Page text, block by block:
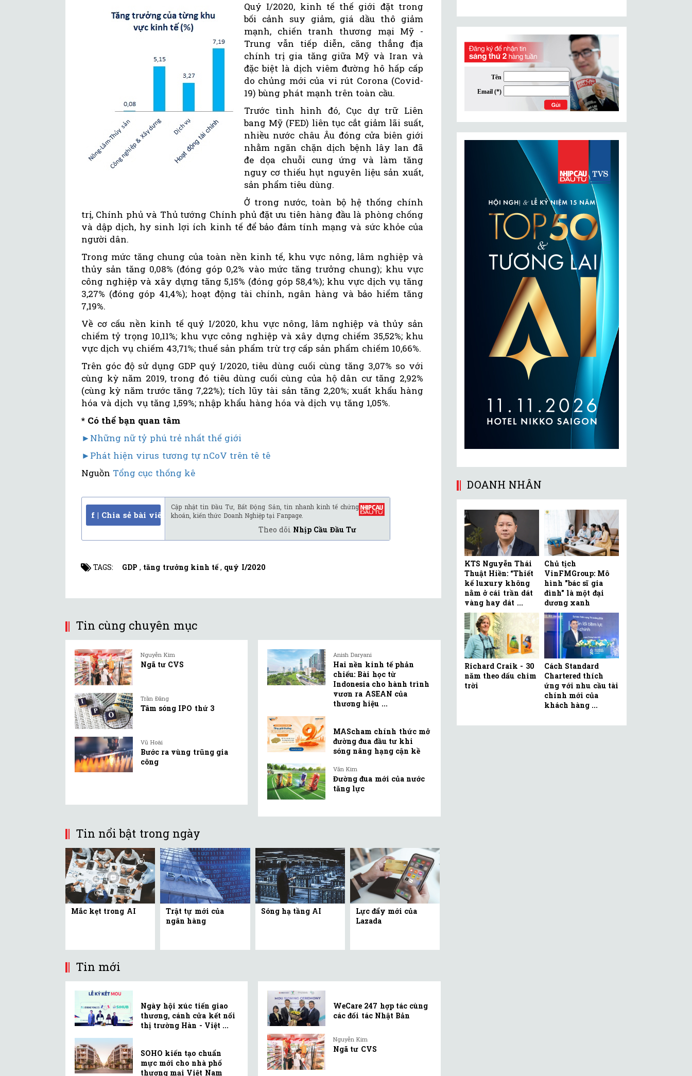
Quý I/2020, kinh tế thế giới đặt trong
bối cảnh suy giảm, giá dầu thô giảm
mạnh, chiến tranh thương mại Mỹ -
Trung vẫn tiếp diễn, căng thẳng địa
chính trị gia tăng giữa Mỹ và Iran và
đặc biệt là dịch viêm đường hô hấp cấp
do chủng mới của vi rút Corona (Covid-
19) bùng phát mạnh trên toàn cầu.
Trước tình hình đó, Cục dự trữ Liên
bang Mỹ (FED) liên tục cắt giảm lãi suất,
nhiều nước châu Âu đóng cửa biên giới
nhằm ngăn chặn dịch bệnh lây lan đã
đe dọa chuỗi cung ứng và làm tăng
nguy cơ thiếu hụt nguyên liệu sản xuất,
sản phẩm tiêu dùng.
Ở trong nước, toàn bộ hệ thống chính
trị, Chính phủ và Thủ tướng Chính phủ đặt ưu tiên hàng đầu là phòng chống
và dập dịch, hy sinh lợi ích kinh tế để bảo đảm tính mạng và sức khỏe của
người dân.
Trong mức tăng chung của toàn nền kinh tế, khu vực nông, lâm nghiệp và
thủy sản tăng 0,08% (đóng góp 0,2% vào mức tăng trưởng chung); khu vực
công nghiệp và xây dựng tăng 5,15% (đóng góp 58,4%); khu vực dịch vụ tăng
3,27% (đóng góp 41,4%); hoạt động tài chính, ngân hàng và bảo hiểm tăng
7,19%.
Về cơ cấu nền kinh tế quý I/2020, khu vực nông, lâm nghiệp và thủy sản
chiếm tỷ trọng 10,11%; khu vực công nghiệp và xây dựng chiếm 35,52%; khu
vực dịch vụ chiếm 43,71%; thuế sản phẩm trừ trợ cấp sản phẩm chiếm 10,66%.
Trên góc độ sử dụng GDP quý I/2020, tiêu dùng cuối cùng tăng 3,07% so với
cùng kỳ năm 2019, trong đó tiêu dùng cuối cùng của hộ dân cư tăng 2,92%
(cùng kỳ năm trước tăng 7,22%); tích lũy tài sản tăng 2,20%; xuất khẩu hàng
hóa và dịch vụ tăng 1,59%; nhập khẩu hàng hóa và dịch vụ tăng 1,05%.
* Có thể bạn quan tâm
►Những nữ tỷ phú trẻ nhất thế giới
►Phát hiện virus tương tự nCoV trên tê tê
Nguồn Tổng cục thống kê
f | Chia sẻ bài viết
Cập nhật tin Đầu Tư, Bất Động Sản, tin nhanh kinh tế chứng
khoán, kiến thức Doanh Nghiệp tại Fanpage.
Theo dõi Nhịp Cầu Đầu Tư
TAGS: GDP , tăng trưởng kinh tế, quý I/2020
Tin cùng chuyên mục
Nguyễn Kim
Ngã tư CVS
Trần Đăng
Tâm sóng IPO thứ 3
Vũ Hoài
Bước ra vùng trũng gia
công
Anish Daryani
Hai nền kinh tế phản
chiếu: Bài học từ
Indonesia cho hành trình
vươn ra ASEAN của
thương hiệu ...
MAScham chính thức mở
đường đua đầu tư khi
sóng nâng hạng cận kề
Văn Kim
Đường đua mới của nước
tăng lực
Tin nổi bật trong ngày
Mắc kẹt trong AI
Trật tự mới của
ngân hàng
Sóng hạ tầng AI
Lực đẩy mới của
Lazada
Tin mới
Ngày hội xúc tiến giao
thương, cánh cửa kết nối
thị trường Hàn - Việt ...
SOHO kiến tạo chuẩn
mực mới cho nhà phố
thương mại Việt Nam
WeCare 247 hợp tác cùng
các đối tác Nhật Bản
Nguyễn Kim
Ngã tư CVS
DOANH NHÂN
KTS Nguyễn Thái
Thuật Hiền: “Thiết
kế luxury không
nằm ở cái trần dát
vàng hay dát ...
Chủ tịch
VinFMGroup: Mô
hình "bác sĩ gia
đình" là một đại
dương xanh
Richard Craik - 30
năm theo dấu chim
trời
Cách Standard
Chartered thích
ứng với nhu cầu tài
chính mới của
khách hàng ...